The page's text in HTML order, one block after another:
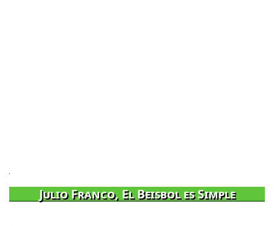
Julio Franco, El Beisbol es Simple